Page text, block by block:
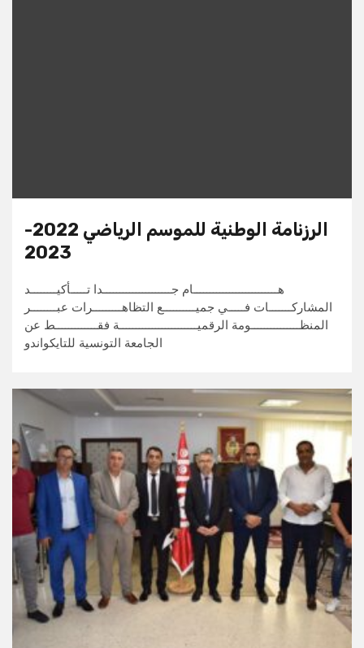
الرزنامة الوطنية للموسم الرياضي 2022-
2023
هــــــــــــــــــــــــــام جـــــــــــــــــــــدا تـــــأكيــــــــد
المشاركـــــــات فـــــي جميــــــــــع التظاهـــــــــرات عبــــــــر
المنظـــــــــــــــومة الرقميــــــــــــــــــــــــة فقـــــــــــــط عن
الجامعة التونسية للتايكواندو